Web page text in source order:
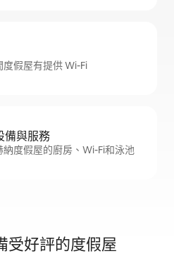
度假屋有提供 Wi-Fi
備與服務
度假屋的廚房、Wi-Fi和泳池
受好評的度假屋